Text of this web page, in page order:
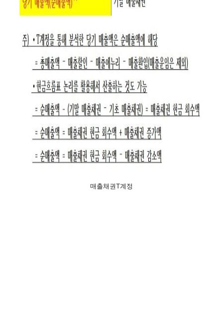
매출채권T계정